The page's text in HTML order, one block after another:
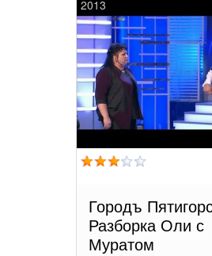
2013
Городъ
Разборка Оли с
Муратом